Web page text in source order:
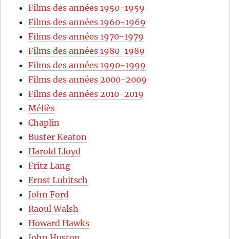
Films des années 1950-1959
Films des années 1960-1969
Films des années 1970-1979
Films des années 1980-1989
Films des années 1990-1999
Films des années 2000-2009
Films des années 2010-2019
Méliès
Chaplin
Buster Keaton
Harold Lloyd
Fritz Lang
Ernst Lubitsch
John Ford
Raoul Walsh
Howard Hawks